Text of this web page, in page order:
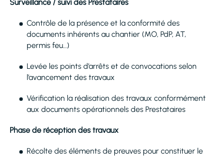
Surveillance / suivi des Prestataires
Contrôle de la présence et la conformité des
documents inhérents au chantier (MO, PdP, AT,
permis feu…)
Levée les points d’arrêts et de convocations selon
l’avancement des travaux
Vérification la réalisation des travaux conformément
aux documents opérationnels des Prestataires
Phase de réception des travaux
Récolte des éléments de preuves pour constituer le